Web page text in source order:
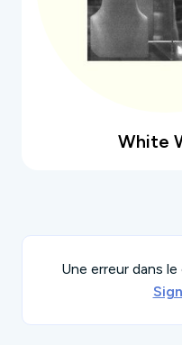
White
Une erreur dans